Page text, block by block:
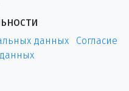
данных
Согласие